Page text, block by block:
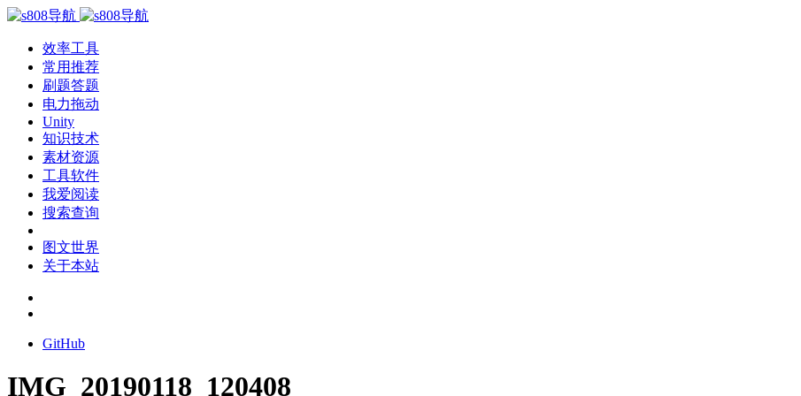
效率工具
常用推荐
刷题答题
电力拖动
Unity
知识技术
素材资源
工具软件
我爱阅读
搜索查询
图文世界
关于本站
GitHub
IMG_20190118_120408